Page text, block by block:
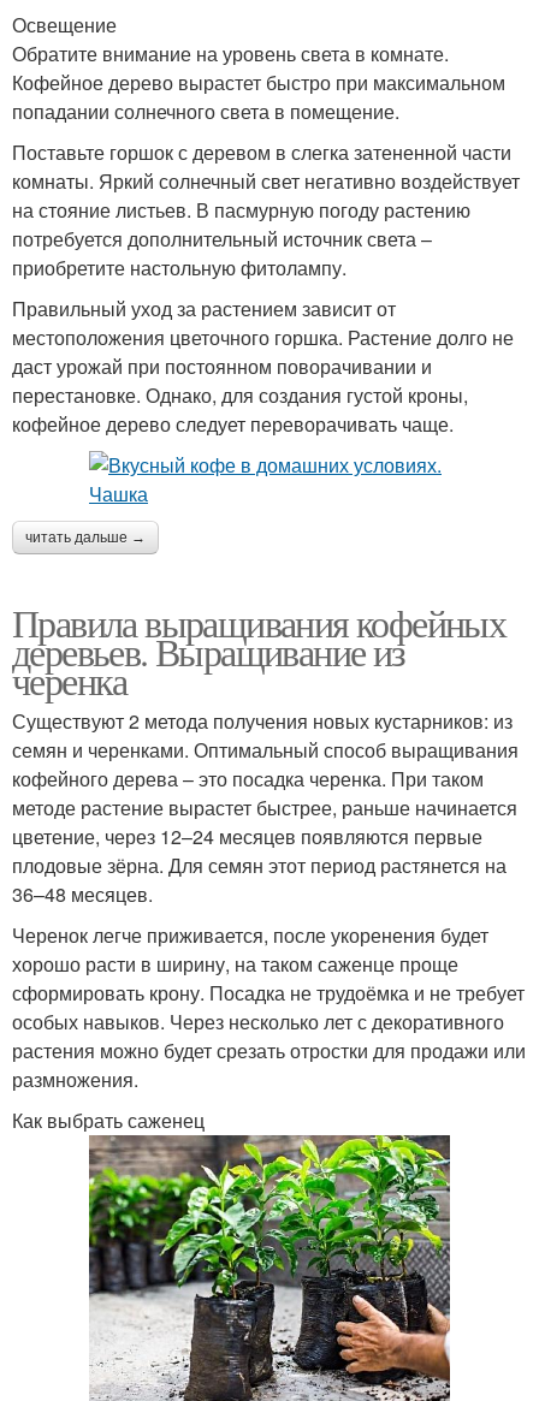
Освещение
Обратите внимание на уровень света в комнате.
Кофейное дерево вырастет быстро при максимальном
попадании солнечного света в помещение.
Поставьте горшок с деревом в слегка затененной части
комнаты. Яркий солнечный свет негативно воздействует
на стояние листьев. В пасмурную погоду растению
потребуется дополнительный источник света –
приобретите настольную фитолампу.
Правильный уход за растением зависит от
местоположения цветочного горшка. Растение долго не
даст урожай при постоянном поворачивании и
перестановке. Однако, для создания густой кроны,
кофейное дерево следует переворачивать чаще.
читать дальше →
Правила выращивания кофейных
деревьев. Выращивание из
черенка
Существуют 2 метода получения новых кустарников: из
семян и черенками. Оптимальный способ выращивания
кофейного дерева – это посадка черенка. При таком
методе растение вырастет быстрее, раньше начинается
цветение, через 12–24 месяцев появляются первые
плодовые зёрна. Для семян этот период растянется на
36–48 месяцев.
Черенок легче приживается, после укоренения будет
хорошо расти в ширину, на таком саженце проще
сформировать крону. Посадка не трудоёмка и не требует
особых навыков. Через несколько лет с декоративного
растения можно будет срезать отростки для продажи или
размножения.
Как выбрать саженец